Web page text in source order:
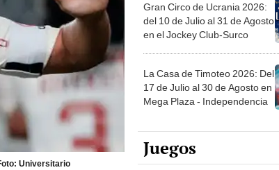
Universitario
Gran Circo de Ucrania 2026:
del 10 de Julio al 31 de Agosto
en el Jockey Club-Surco
La Casa de Timoteo 2026: Del
17 de Julio al 30 de Agosto en
Mega Plaza - Independencia
Juegos